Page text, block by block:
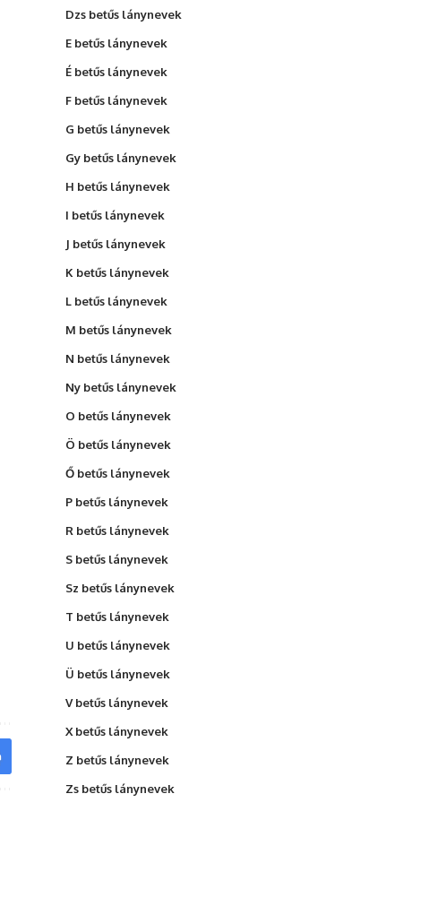
Dzs betűs lánynevek
E betűs lánynevek
É betűs lánynevek
F betűs lánynevek
G betűs lánynevek
Gy betűs lánynevek
H betűs lánynevek
I betűs lánynevek
J betűs lánynevek
K betűs lánynevek
L betűs lánynevek
M betűs lánynevek
N betűs lánynevek
Ny betűs lánynevek
O betűs lánynevek
Ö betűs lánynevek
Ő betűs lánynevek
P betűs lánynevek
R betűs lánynevek
S betűs lánynevek
Sz betűs lánynevek
T betűs lánynevek
U betűs lánynevek
Ü betűs lánynevek
V betűs lánynevek
X betűs lánynevek
Z betűs lánynevek
Zs betűs lánynevek